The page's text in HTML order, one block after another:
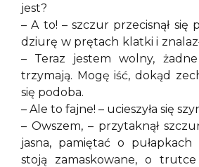
jest?
– A to! – szczur przecisnął się
dziurę w prętach klatki i
– Teraz jestem wolny,
trzymają. Mogę iść, dokąd
się podoba.
– Ale to fajne! – ucieszyła się
– Owszem, – przytaknął
jasna, pamiętać o
stoją zamaskowane, o